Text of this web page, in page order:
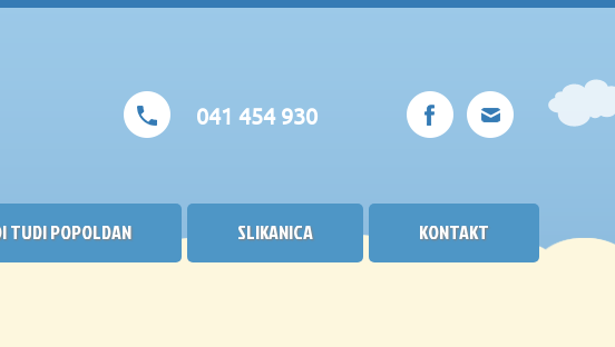
041 454 930
TUDI POPOLDAN SLIKANICA KONTAKT